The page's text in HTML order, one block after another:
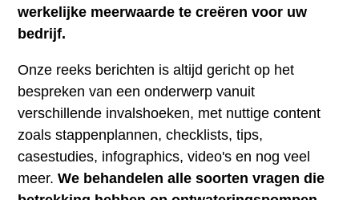
werkelijke meerwaarde te creëren voor uw
bedrijf.
Onze reeks berichten is altijd gericht op het
bespreken van een onderwerp vanuit
verschillende invalshoeken, met nuttige content
zoals stappenplannen, checklists, tips,
casestudies, infographics, video's en nog veel
meer. We behandelen alle soorten vragen die